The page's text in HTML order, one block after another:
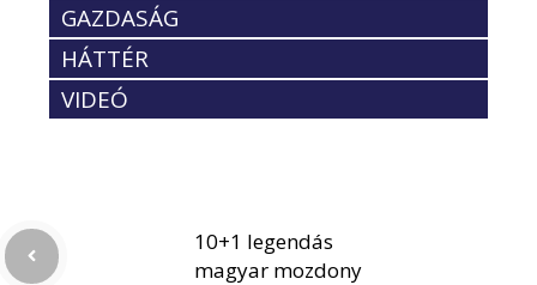
GAZDASÁG
HÁTTÉR
VIDEÓ
10+1 legendás
magyar mozdony